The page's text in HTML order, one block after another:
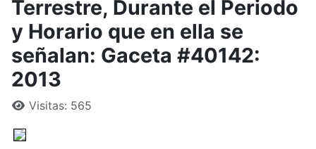
Terrestre, Durante el Periodo
y Horario que en ella se
señalan: Gaceta #40142:
2013
Visitas: 565